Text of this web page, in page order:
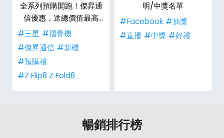
全系列預購開跑！傑昇通
信優惠，送總價值最高
$2,180 好禮
#三星 #摺疊機
#傑昇通信 #新機
#預購禮
#Z Flip8 Z Fold8
明/中獎名單
#Facebook #抽獎
#直播 #中獎 #好禮
暢銷排行榜